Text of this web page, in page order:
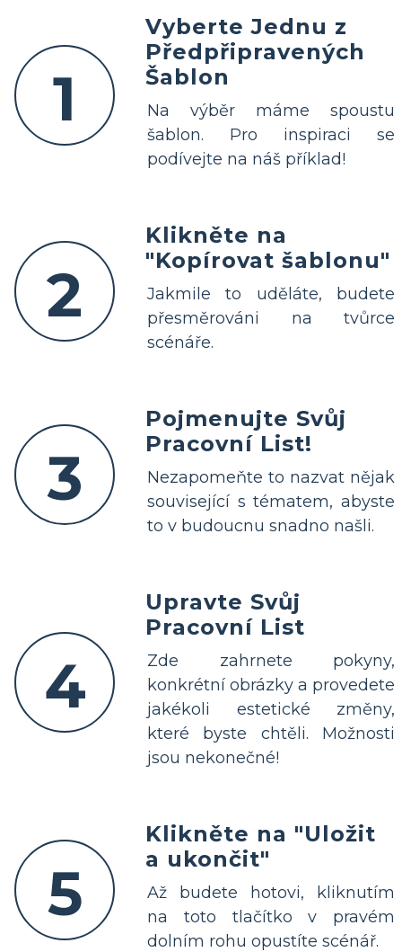
1
Vyberte Jednu z
Předpřipravených
Šablon
Na výběr máme spoustu
šablon. Pro inspiraci se
podívejte na náš příklad!
2
Klikněte na
"Kopírovat šablonu"
Jakmile to uděláte, budete
přesměrováni na tvůrce
scénáře.
3
Pojmenujte Svůj
Pracovní List!
Nezapomeňte to nazvat nějak
související s tématem, abyste
to v budoucnu snadno našli.
4
Upravte Svůj
Pracovní List
Zde zahrnete pokyny,
konkrétní obrázky a provedete
jakékoli estetické změny,
které byste chtěli. Možnosti
jsou nekonečné!
5
Klikněte na "Uložit
a ukončit"
Až budete hotovi, kliknutím
na toto tlačítko v pravém
dolním rohu opustíte scénář.